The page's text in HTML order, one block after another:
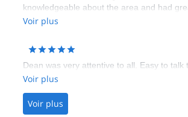
knowledgeable about the area and had
Voir plus
Dean was very attentive to all. Easy to talk
Voir plus
Voir plus